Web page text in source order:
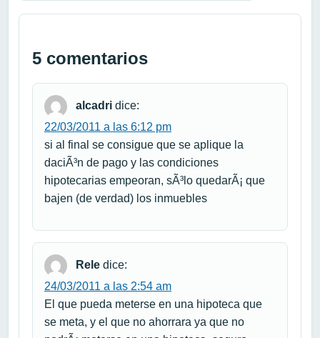
5 comentarios
alcadri dice:
22/03/2011 a las 6:12 pm
si al final se consigue que se aplique la
daciÃ³n de pago y las condiciones
hipotecarias empeoran, sÃ³lo quedarÃ¡ que
bajen (de verdad) los inmuebles
Rele dice:
24/03/2011 a las 2:54 am
El que pueda meterse en una hipoteca que
se meta, y el que no ahorrara ya que no